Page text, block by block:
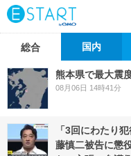
総合 国内
熊本県で最大震
08月06日 14時41分
「3回にわたり
藤慎二被告に懲